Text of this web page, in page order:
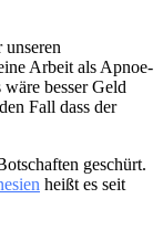
Arbeit als Apnoe-
besser Geld
Fall dass der
geschürt.
heißt es seit